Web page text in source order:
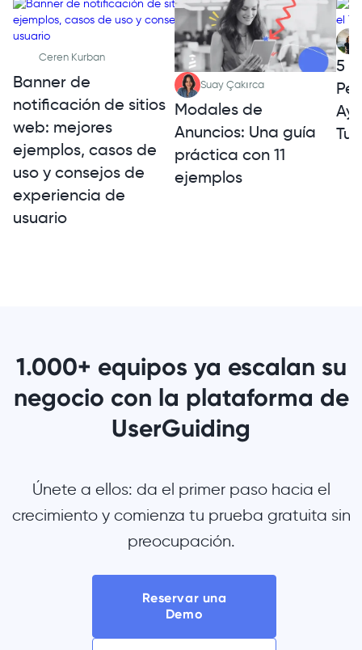
Ceren Kurban
Banner de
notificación de sitios
web: mejores
ejemplos, casos de
uso y consejos de
experiencia de
usuario
Suay Çakırca
Modales de
Anuncios: Una guía
práctica con 11
ejemplos
5
1.000+ equipos ya escalan su
negocio con la plataforma de
UserGuiding
Únete a ellos: da el primer paso hacia el
crecimiento y comienza tu prueba gratuita sin
preocupación.
Reservar una
Demo